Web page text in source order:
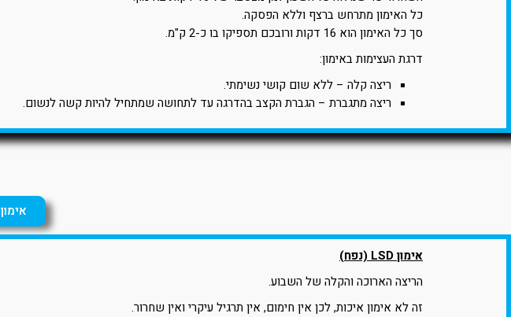
כל האימון מתרחש ברצף וללא הפסקה.
סך כל האימון הוא 16 דקות ורובכם תספיקו בו כ-2 ק"מ.
דרגת העצימות באימון:
ריצה קלה – ללא שום קושי נשימתי.
ריצה מתגברת – הגברת הקצב בהדרגה עד לתחושה שמתחיל להיות קשה לנשום.
אימון 3 - נפח LSD
אימון LSD (נפח)
הריצה הארוכה והקלה של השבוע.
זה לא אימון איכות, לכן אין חימום, אין תרגיל עיקרי ואין שחרור.